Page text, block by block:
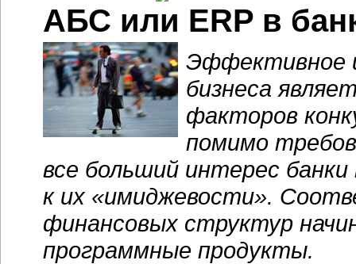
АБС или ERP в
Эффективное
бизнеса
факторов
помимо
все больший интерес
к их «имиджевости».
финансовых структур
программные продукты.